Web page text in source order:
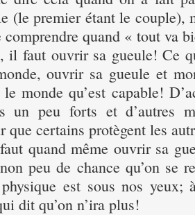
(le premier étant le couple),
comprendre quand « tout va
il faut ouvrir sa gueule! Ce
ouvrir sa gueule et
le monde qu’est capable!
un peu forts et d’autres
que certains protègent les
quand même ouvrir sa
peu de chance qu’on se
est sous nos
dit qu’on n’ira plus!